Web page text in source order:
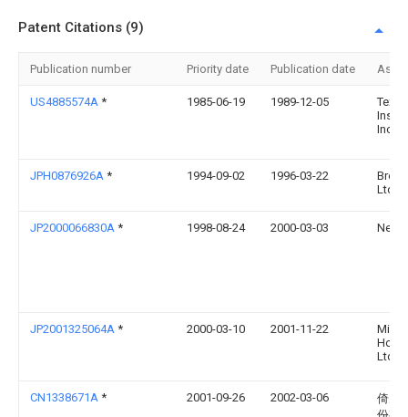
Patent Citations (9)
Publication number Priority date Publication date
US4885574A * 1985-06-19 1989-12-05
Texas
JPH0876926A * 1994-09-02 1996-03-22
Ltd
JP2000066830A * 1998-08-24 2000-03-03 Nec
JP2001325064A * 2000-03-10 2001-11-22
Ltd
CN1338671A * 2001-09-26 2002-03-06
倚天